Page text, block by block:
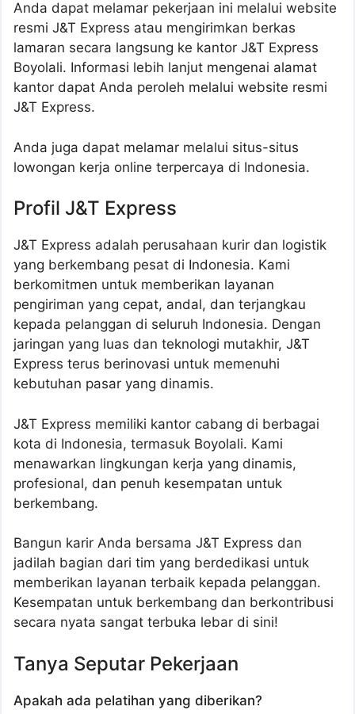
Anda dapat melamar pekerjaan ini melalui website
resmi J&T Express atau mengirimkan berkas
lamaran secara langsung ke kantor J&T Express
Boyolali. Informasi lebih lanjut mengenai alamat
kantor dapat Anda peroleh melalui website resmi
J&T Express.
Anda juga dapat melamar melalui situs-situs
lowongan kerja online terpercaya di Indonesia.
Profil J&T Express
J&T Express adalah perusahaan kurir dan logistik
yang berkembang pesat di Indonesia. Kami
berkomitmen untuk memberikan layanan
pengiriman yang cepat, andal, dan terjangkau
kepada pelanggan di seluruh Indonesia. Dengan
jaringan yang luas dan teknologi mutakhir, J&T
Express terus berinovasi untuk memenuhi
kebutuhan pasar yang dinamis.
J&T Express memiliki kantor cabang di berbagai
kota di Indonesia, termasuk Boyolali. Kami
menawarkan lingkungan kerja yang dinamis,
profesional, dan penuh kesempatan untuk
berkembang.
Bangun karir Anda bersama J&T Express dan
jadilah bagian dari tim yang berdedikasi untuk
memberikan layanan terbaik kepada pelanggan.
Kesempatan untuk berkembang dan berkontribusi
secara nyata sangat terbuka lebar di sini!
Tanya Seputar Pekerjaan
Apakah ada pelatihan yang diberikan?